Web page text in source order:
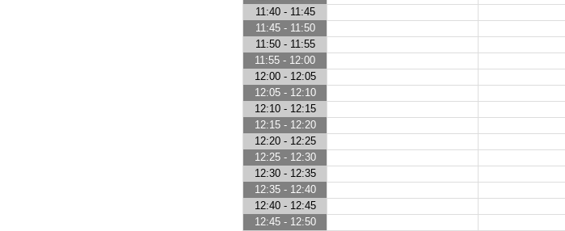
11:40 - 11:45
11:45 - 11:50
11:50 - 11:55
11:55 - 12:00
12:00 - 12:05
12:05 - 12:10
12:10 - 12:15
12:15 - 12:20
12:20 - 12:25
12:25 - 12:30
12:30 - 12:35
12:35 - 12:40
12:40 - 12:45
12:45 - 12:50